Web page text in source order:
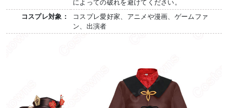
によっての破れを避けてください。
コスプレ対象：
コスプレ愛好家、アニメや漫画、ゲームファ
ン、出演者